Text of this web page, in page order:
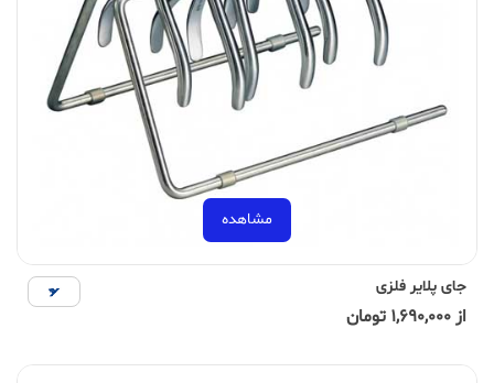
مشاهده
جای پلایر فلزی
از 1,690,000 تومان